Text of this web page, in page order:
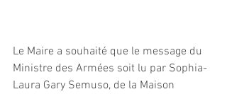
Le Maire a souhaité que le message du
Ministre des Armées soit lu par Sophia-
Laura Gary Semuso, de la Maison